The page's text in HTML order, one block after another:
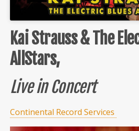
Kai Strauss & The
AllStars,
Live in Concert
Continental Record Services